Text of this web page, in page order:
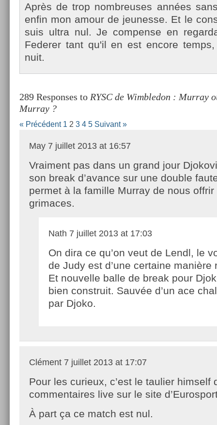
Après de trop nombreuses années
enfin mon amour de jeunes­se. Et le
suis ultra nul. Je com­pen­se en
Feder­er tant qu'il en est en­core
nuit.
289 Responses to RYSC de Wimbledon : Murray
Murray ?
« Précédent 1 2 3 4 5 Suivant »
May 7 juillet 2013 at 16:57
Vraiment pas dans un grand jour
son break d’avance sur une double
permet à la famille Murray de nous
grimaces.
Nath 7 juillet 2013 at 17:03
On dira ce qu’on veut de Lendl, le
de Judy est d’une certaine manière
Et nouvelle balle de break pour
bien construit. Sauvée d’un ace
par Djoko.
Clément 7 juillet 2013 at 17:07
Pour les curieux, c’est le taulier himself
commentaires live sur le site
À part ça ce match est nul.